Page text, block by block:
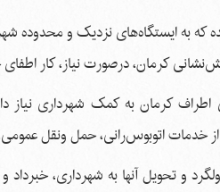
که به ایستگاه‌های نزدیک و محدوده
کرمان، درصورت نیاز، کار
اطراف کرمان به کمک شهرداری
خدمات اتوبوس‌رانی، حمل ونقل
و تحویل آنها به شهرداری، خبرداد